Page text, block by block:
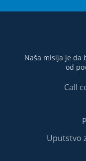
Naša misija je da
od
Call
Uputstvo